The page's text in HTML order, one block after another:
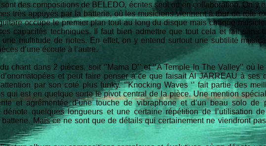
des compositions de BELEDO, écrites seul ou en collaboration. On y
très appuyés par la batterie, où les musiciens viennent à tour de rôle
occupe le premier plan tout au long du disque mais chaque
capacités techniques. Il faut bien admettre que tout cela et fait sans
multitude de notes. En effet, on y entend surtout une subtilité
d’une écoute à l’autre.
chant dans 2 pièces, soit ‘’Mama D’’ et ‘’A Temple In The Valley’’ où
et peut faire penser à ce que faisait Al JARREAU à ses
par son coté plus funky. ‘’Knocking Waves ‘’ fait partie des
qui est en quelque sorte le pivot central de la pièce. Une mention
et agrémentée d’une touche de vibraphone et d’un beau solo de
quelques longueurs et une certaine répétition de l’utilisation
batterie. Mais ce ne sont que de détails qui certainement ne viendront